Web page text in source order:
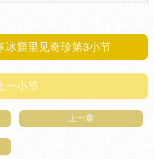
冰窟里见奇珍第3小节
一小节
上一章